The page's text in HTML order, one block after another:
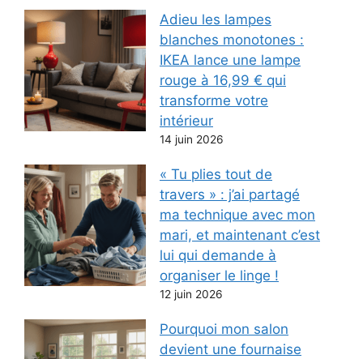
Adieu les lampes
blanches monotones :
IKEA lance une lampe
rouge à 16,99 € qui
transforme votre
intérieur
14 juin 2026
« Tu plies tout de
travers » : j’ai partagé
ma technique avec mon
mari, et maintenant c’est
lui qui demande à
organiser le linge !
12 juin 2026
Pourquoi mon salon
devient une fournaise